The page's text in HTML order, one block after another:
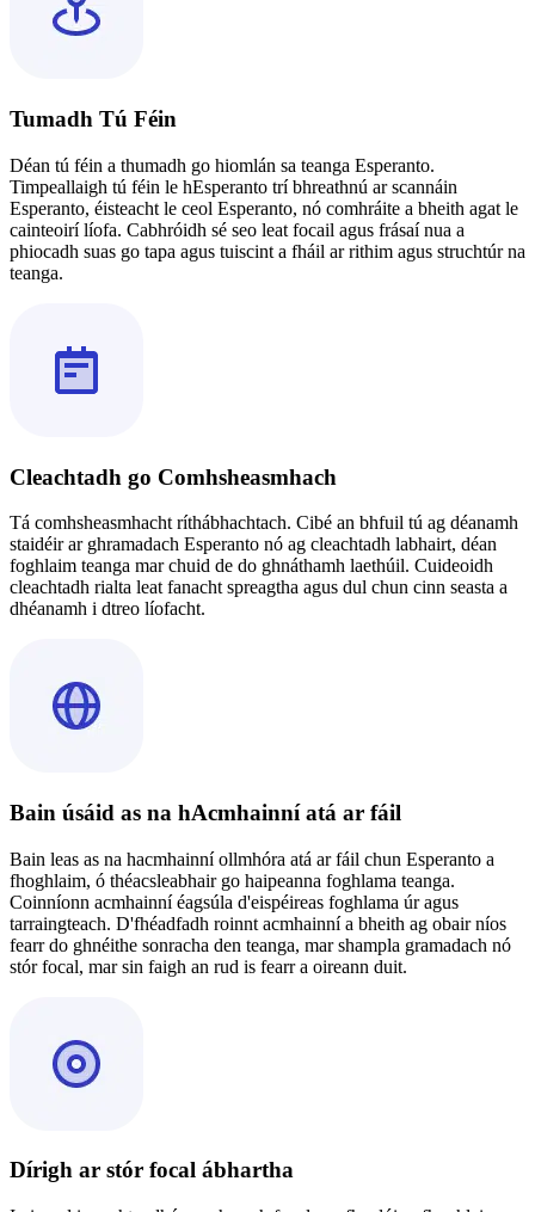
Tumadh Tú Féin
Déan tú féin a thumadh go hiomlán sa teanga Esperanto.
Timpeallaigh tú féin le hEsperanto trí bhreathnú ar scannáin
Esperanto, éisteacht le ceol Esperanto, nó comhráite a bheith agat le
cainteoirí líofa. Cabhróidh sé seo leat focail agus frásaí nua a
phiocadh suas go tapa agus tuiscint a fháil ar rithim agus struchtúr na
teanga.
Cleachtadh go Comhsheasmhach
Tá comhsheasmhacht ríthábhachtach. Cibé an bhfuil tú ag déanamh
staidéir ar ghramadach Esperanto nó ag cleachtadh labhairt, déan
foghlaim teanga mar chuid de do ghnáthamh laethúil. Cuideoidh
cleachtadh rialta leat fanacht spreagtha agus dul chun cinn seasta a
dhéanamh i dtreo líofacht.
Bain úsáid as na hAcmhainní atá ar fáil
Bain leas as na hacmhainní ollmhóra atá ar fáil chun Esperanto a
fhoghlaim, ó théacsleabhair go haipeanna foghlama teanga.
Coinníonn acmhainní éagsúla d'eispéireas foghlama úr agus
tarraingteach. D'fhéadfadh roinnt acmhainní a bheith ag obair níos
fearr do ghnéithe sonracha den teanga, mar shampla gramadach nó
stór focal, mar sin faigh an rud is fearr a oireann duit.
Dírigh ar stór focal ábhartha